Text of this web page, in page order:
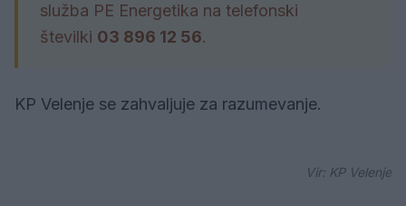
služba PE Energetika na telefonski
številki 03 896 12 56.
KP Velenje se zahvaljuje za razumevanje.
Vir: KP Velenje